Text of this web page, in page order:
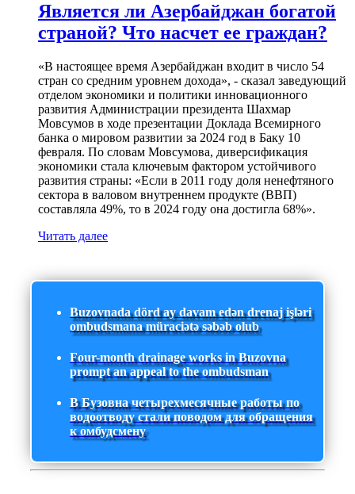
Является ли Азербайджан богатой
страной? Что насчет ее граждан?
«В настоящее время Азербайджан входит в число 54
стран со средним уровнем дохода», - сказал заведующий
отделом экономики и политики инновационного
развития Администрации президента Шахмар
Мовсумов в ходе презентации Доклада Всемирного
банка о мировом развитии за 2024 год в Баку 10
февраля. По словам Мовсумова, диверсификация
экономики стала ключевым фактором устойчивого
развития страны: «Если в 2011 году доля ненефтяного
сектора в валовом внутреннем продукте (ВВП)
составляла 49%, то в 2024 году она достигла 68%».
Читать далее
Buzovnada dörd ay davam edən drenaj işləri
ombudsmana müraciətə səbəb olub
Four-month drainage works in Buzovna
prompt an appeal to the ombudsman
В Бузовна четырехмесячные работы по
водоотводу стали поводом для обращения
к омбудсмену